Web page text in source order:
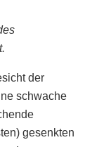
der
schwache
gesenkten